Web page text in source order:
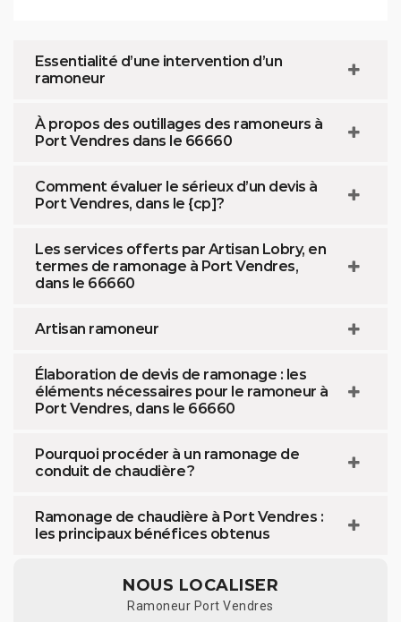
Essentialité d’une intervention d’un
ramoneur
À propos des outillages des ramoneurs à
Port Vendres dans le 66660
Comment évaluer le sérieux d’un devis à
Port Vendres, dans le {cp]?
Les services offerts par Artisan Lobry, en
termes de ramonage à Port Vendres,
dans le 66660
Artisan ramoneur
Élaboration de devis de ramonage : les
éléments nécessaires pour le ramoneur à
Port Vendres, dans le 66660
Pourquoi procéder à un ramonage de
conduit de chaudière ?
Ramonage de chaudière à Port Vendres :
les principaux bénéfices obtenus
NOUS LOCALISER
Ramoneur Port Vendres